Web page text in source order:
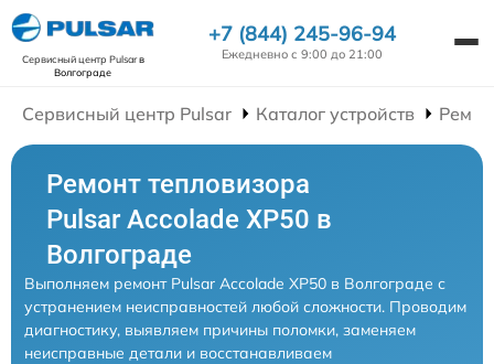
Сервисный центр Pulsarв
Волгограде
+7 (844) 245-96-94
Ежедневно с 9:00 до 21:00
Сервисный центр Pulsar Каталог устройств
Ремонт тепловизора
Pulsar Accolade XP50 в
Волгограде
Выполняем ремонт Pulsar Accolade XP50 в Волгограде с
устранением неисправностей любой сложности. Проводим
диагностику, выявляем причины поломки, заменяем
неисправные детали и восстанавливаем